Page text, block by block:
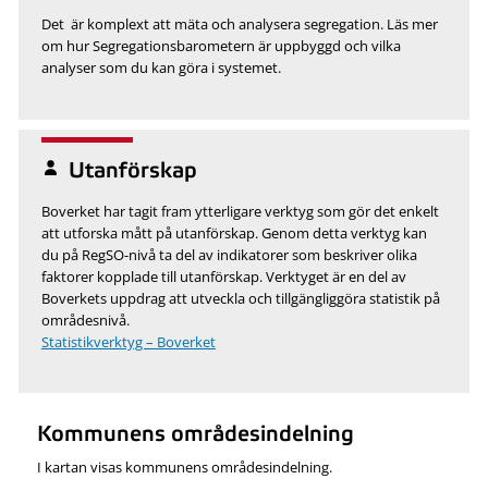
Det är komplext att mäta och analysera segregation. Läs mer
om hur Segregationsbarometern är uppbyggd och vilka
analyser som du kan göra i systemet.
Utanförskap
Boverket har tagit fram ytterligare verktyg som gör det enkelt
att utforska mått på utanförskap. Genom detta verktyg kan
du på RegSO-nivå ta del av indikatorer som beskriver olika
faktorer kopplade till utanförskap. Verktyget är en del av
Boverkets uppdrag att utveckla och tillgängliggöra statistik på
områdesnivå.
Statistikverktyg – Boverket
Kommunens områdesindelning
I kartan visas kommunens områdesindelning.